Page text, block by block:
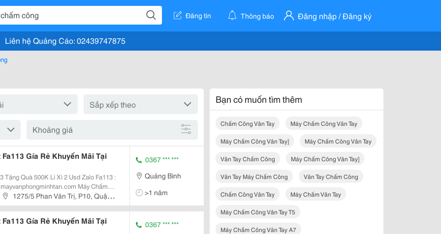
Đăng tin Thông báo Đăng nhập / Đăng ký
Liên hệ Quảng Cáo: 02439747875
Khoảng giá
Gía Rẻ Khuyến Mãi Tại
500K Lì Xì 2 Usd Zalo Fa113 :
Máy Chấm
Vân Tay Máy Chấm Công
Đến...
1275/5 Phan Văn Trị, P10, Quận
0367 *** ***
Quảng Bình
>1 năm
Gía Rẻ Khuyến Mãi Tại
0367 *** ***
Bạn có muốn tìm thêm
Chấm Công Vân Tay Máy Chấm Công Vân Tay
Máy Chấm Công Vân Tay] Máy Chấm Công Vân Tay
Vân Tay Chấm Công Máy Chấm Công Vân Tay]
Vân Tay Máy Chấm Công Vân Tay Chấm Công
Chấm Công Vân Tay Máy Chấm Vân Tay
Máy Chấm Công Vân Tay T5
Máy Chấm Công Vân Tay A7